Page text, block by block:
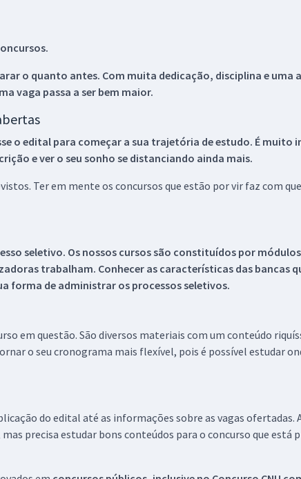
o quanto antes. Com muita dedicação, disciplina e uma
vaga passa a ser bem maior.
o edital para começar a sua trajetória de estudo. É muito
e ver o seu sonho se distanciando ainda mais.
Ter em mente os concursos que estão por vir faz com
seletivo. Os nossos cursos são constituídos por
trabalham. Conhecer as características das bancas
forma de administrar os processos seletivos.
em questão. São diversos materiais com um conteúdo
o seu cronograma mais flexível, pois é possível estudar
do edital até as informações sobre as vagas ofertadas.
precisa estudar bons conteúdos para o concurso que está